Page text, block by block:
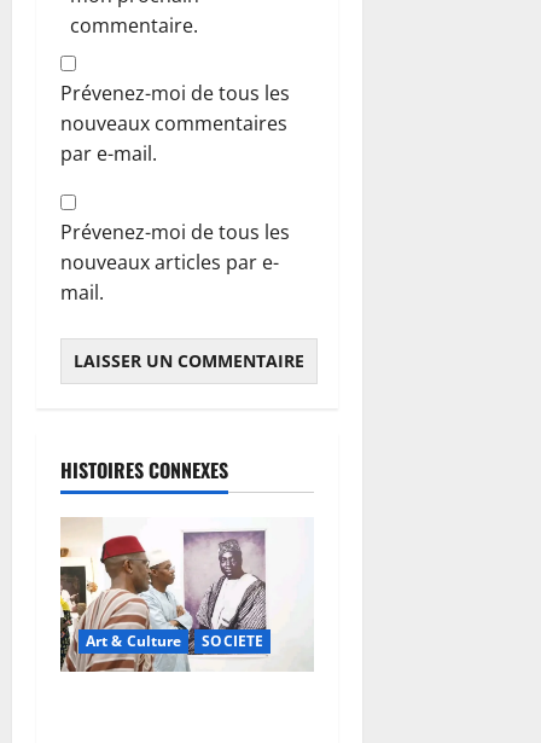
commentaire.
Prévenez-moi de tous les
nouveaux commentaires
par e-mail.
Prévenez-moi de tous les
nouveaux articles par e-
mail.
HISTOIRES CONNEXES
Art & Culture SOCIETE